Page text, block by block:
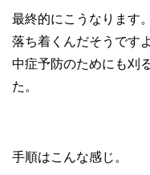
最終的にこうなります
落ち着くんだそうです
中症予防のためにも刈
た。
手順はこんな感じ。